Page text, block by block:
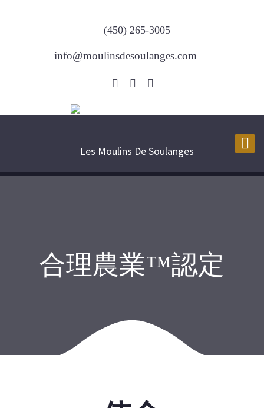
(450) 265-3005
info@moulinsdesoulanges.com
合理農業™認定